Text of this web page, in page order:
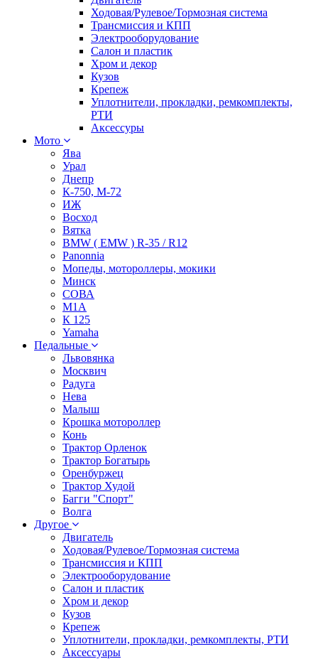
Ходовая/Рулевое/Тормозная система
Трансмиссия и КПП
Электрооборудование
Салон и пластик
Хром и декор
Кузов
Крепеж
Уплотнители, прокладки, ремкомплекты,
РТИ
Аксессуры
Мото
Ява
Урал
Днепр
К-750, М-72
ИЖ
Восход
Вятка
BMW ( EMW ) R-35 / R12
Panonnia
Мопеды, мотороллеры, мокики
Минск
СОВА
М1А
К 125
Yamaha
Педальные
Львовянка
Москвич
Радуга
Нева
Малыш
Крошка мотороллер
Конь
Трактор Орленок
Трактор Богатырь
Оренбуржец
Трактор Худой
Багги "Спорт"
Волга
Другое
Двигатель
Ходовая/Рулевое/Тормозная система
Трансмиссия и КПП
Электрооборудование
Салон и пластик
Хром и декор
Кузов
Крепеж
Уплотнители, прокладки, ремкомплекты, РТИ
Аксессуары